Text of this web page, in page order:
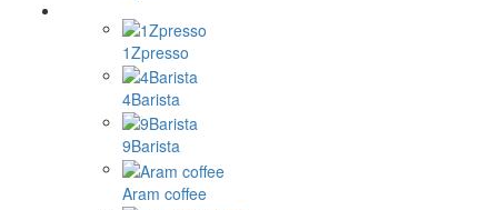
1Zpresso
4Barista
9Barista
Aram coffee